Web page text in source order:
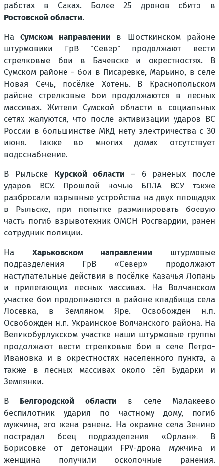
работах в Саках. Более 25 дронов сбито в
Ростовской области.
НаСумском направлении в Шосткинском районе
штурмовики ГрВ "Север" продолжают вести
стрелковые бои в Бачевске и окрестностях. В
Сумском районе - бои в Писаревке, Марьино, в селе
Новая Сечь, посёлке Хотень. В Краснопольском
районе стрелковые бои продолжаются в лесных
массивах. Жители Сумской области в социальных
сетях жалуются, что после активизации ударов ВС
России в большинстве МКД нету электричества с 30
июня. Также во многих домах отсутствует
водоснабжение.
В Рыльске Курской области – 6 раненых после
ударов ВСУ. Прошлой ночью БПЛА ВСУ также
разбросали взрывные устройства на двух площадях
в Рыльске, при попытке разминировать боевую
часть погиб взрывотехник ОМОН Росгвардии, ранен
сотрудник полиции.
На Харьковском направлении штурмовые
подразделения ГрВ «Север» продолжают
наступательные действия в посёлке Казачья Лопань
и прилегающих лесных массивах. На Волчанском
участке бои продолжаются в районе кладбища села
Лосевка, в Земляном Яре. Освобожден н.п.
Освобожден н.п. Украинское Волчанского района. На
Великобурлукском участке наши штурмовые группы
продолжают вести стрелковые бои в селе Петро-
Ивановка и в окрестностях населенного пункта, а
также в лесных массивах около сёл Бударки и
Землянки.
В Белгородской области в селе Малакеево
беспилотник ударил по частному дому, погиб
мужчина, его жена ранена. На окраине села Зенино
пострадал боец подразделения «Орлан». В
Борисовке от детонации FPV-дрона мужчина и
женщина получили осколочные ранения.